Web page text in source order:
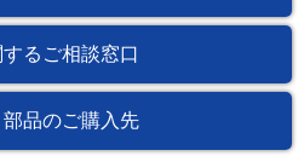
るご相談窓口
品のご購入先